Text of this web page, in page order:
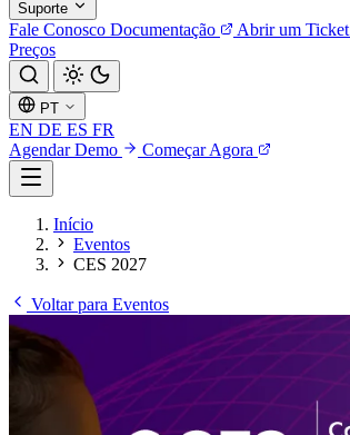
Suporte
Fale Conosco Documentação Abrir um Ticket
Preços
PT
EN DE ES FR
Agendar Demo
Começar Agora
Início
Eventos
CES 2027
Voltar para Eventos